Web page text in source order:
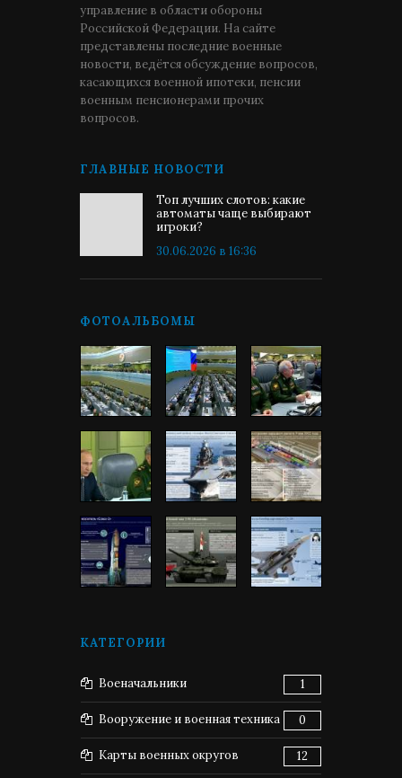
управление в области обороны
Российской Федерации. На сайте
представлены последние военные
новости, ведётся обсуждение вопросов,
касающихся военной ипотеки, пенсии
военным пенсионерами прочих
вопросов.
ГЛАВНЫЕ НОВОСТИ
Топ лучших слотов: какие
автоматы чаще выбирают
игроки?
30.06.2026 в 16:36
ФОТОАЛЬБОМЫ
КАТЕГОРИИ
Военачальники 1
Вооружение и военная техника 0
Карты военных округов 12